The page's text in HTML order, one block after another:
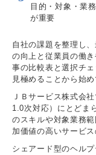
目的・対象・業
が重要
自社の課題を整理し
の向上と従業員の働
事の比較表と選択チ
見極めることから始め
ＪＢサービス株式会
1.0次対応）にとどま
のスキルや対象業務
加価値の高いサービ
シェアード型のヘル